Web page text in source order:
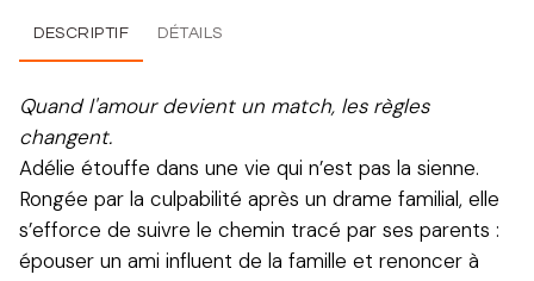
DESCRIPTIF DÉTAILS
Quand l'amour devient un match, les règles
changent.
Adélie étouffe dans une vie qui n’est pas la sienne.
Rongée par la culpabilité après un drame familial, elle
s’efforce de suivre le chemin tracé par ses parents :
épouser un ami influent de la famille et renoncer à